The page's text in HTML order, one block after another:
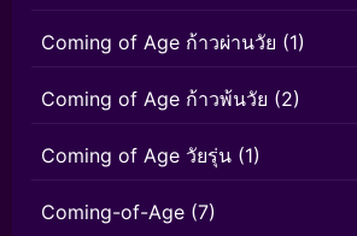
Coming of Age ก้าวผ่านวัย (1)
Coming of Age ก้าวพ้นวัย (2)
Coming of Age วัยรุ่น (1)
Coming-of-Age (7)